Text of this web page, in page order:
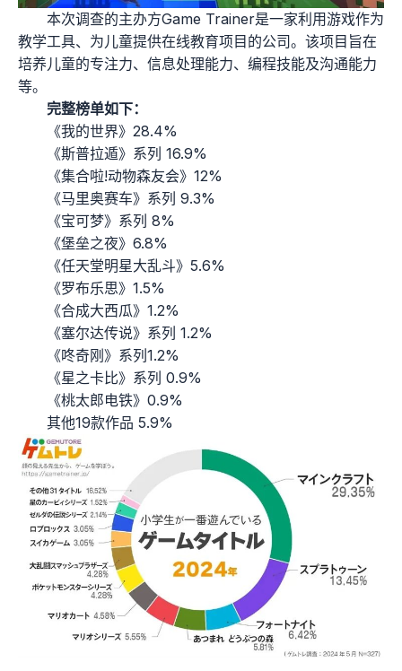
本次调查的主办方Game Trainer是一家利用游戏作为
教学工具、为儿童提供在线教育项目的公司。该项目旨在
培养儿童的专注力、信息处理能力、编程技能及沟通能力
等。
完整榜单如下：
《我的世界》28.4%
《斯普拉遁》系列 16.9%
《集合啦!动物森友会》12%
《马里奥赛车》系列 9.3%
《宝可梦》系列 8%
《堡垒之夜》6.8%
《任天堂明星大乱斗》5.6%
《罗布乐思》1.5%
《合成大西瓜》1.2%
《塞尔达传说》系列 1.2%
《咚奇刚》系列1.2%
《星之卡比》系列 0.9%
《桃太郎电铁》0.9%
其他19款作品 5.9%